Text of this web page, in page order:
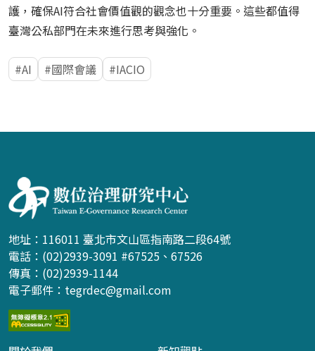
護，確保AI符合社會價值觀的觀念也十分重要。這些都值得
臺灣公私部門在未來進行思考與強化。
AI 國際會議 IACIO
地址：116011 臺北市文山區指南路二段64號
電話：(02)2939-3091 #67525、67526
傳真：(02)2939-1144
電子郵件： tegrdec@gmail.com